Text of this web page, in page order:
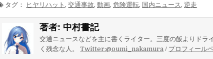
タグ： ヒヤリハット ,交通事故,動画,危険運転, 国内ニュース ,逆走
著者: 中村書記
交通ニュースなどを主に書くライター。三度の飯よりドラ
く残念な人。Twitter:@oumi_nakamura / プロフィール